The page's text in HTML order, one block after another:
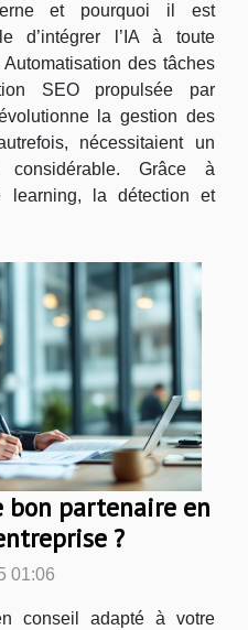
et pourquoi il est
d’intégrer l’IA à toute
des tâches
SEO propulsée par
la gestion des
nécessitaient un
considérable. Grâce à
learning, la détection et
bon partenaire en
?
01:06
conseil adapté à votre